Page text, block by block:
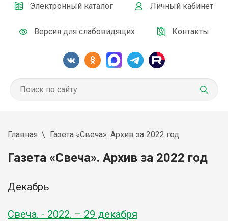
Электронный каталог Личный кабинет
Версия для слабовидящих Контакты
Главная Газета «Свеча». Архив за 2022 год
Газета «Свеча». Архив за 2022 год
Декабрь
Свеча. - 2022. – 29 декабря